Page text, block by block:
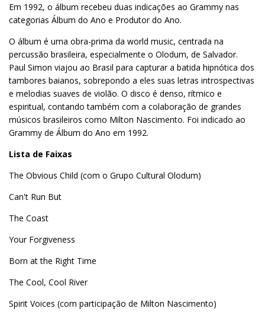
Em 1992, o álbum recebeu duas indicações ao Grammy nas
categorias Álbum do Ano e Produtor do Ano.
O álbum é uma obra-prima da world music, centrada na
percussão brasileira, especialmente o Olodum, de Salvador.
Paul Simon viajou ao Brasil para capturar a batida hipnótica dos
tambores baianos, sobrepondo a eles suas letras introspectivas
e melodias suaves de violão. O disco é denso, rítmico e
espiritual, contando também com a colaboração de grandes
músicos brasileiros como Milton Nascimento. Foi indicado ao
Grammy de Álbum do Ano em 1992.
Lista de Faixas
The Obvious Child (com o Grupo Cultural Olodum)
Can't Run But
The Coast
Your Forgiveness
Born at the Right Time
The Cool, Cool River
Spirit Voices (com participação de Milton Nascimento)